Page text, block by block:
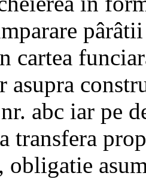
cartea
asupra
abc iar pe
transfera
obligatie